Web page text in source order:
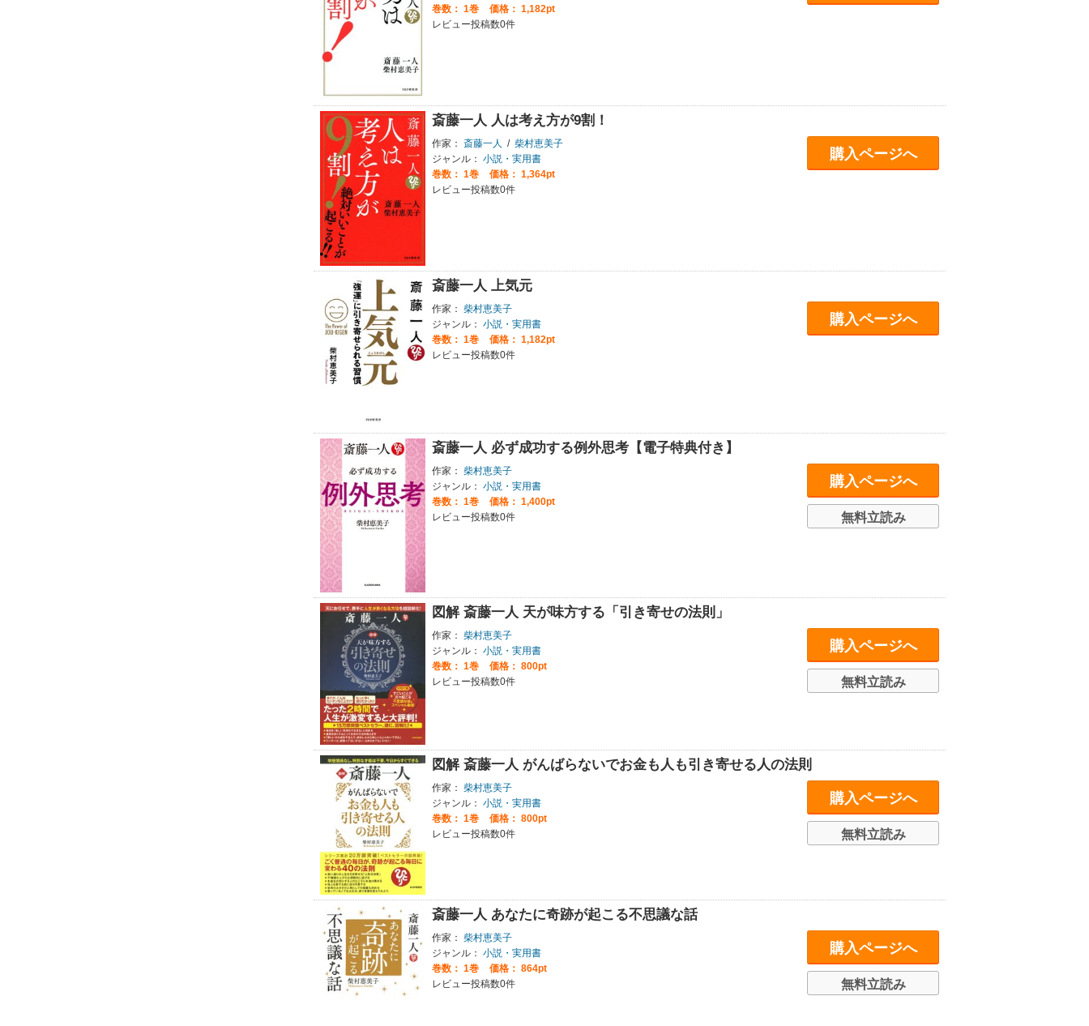
巻数： 1巻
価格： 1,182pt
レビュー投稿数0件
斎藤一人 人は考え方が9割！
作家： 斎藤一人 / 柴村恵美子
ジャンル： 小説・実用書
巻数： 1巻
価格： 1,364pt
レビュー投稿数0件
購入ページへ
斎藤一人 上気元
作家： 柴村恵美子
ジャンル： 小説・実用書
巻数： 1巻
価格： 1,182pt
レビュー投稿数0件
購入ページへ
斎藤一人 必ず成功する例外思考【電子特典付き】
作家： 柴村恵美子
ジャンル： 小説・実用書
巻数： 1巻
価格： 1,400pt
レビュー投稿数0件
購入ページへ
無料立読み
図解 斎藤一人 天が味方する「引き寄せの法則」
作家： 柴村恵美子
ジャンル： 小説・実用書
巻数： 1巻
価格： 800pt
レビュー投稿数0件
購入ページへ
無料立読み
図解 斎藤一人 がんばらないでお金も人も引き寄せる人の法則
作家： 柴村恵美子
ジャンル： 小説・実用書
巻数： 1巻
価格： 800pt
レビュー投稿数0件
購入ページへ
無料立読み
斎藤一人 あなたに奇跡が起こる不思議な話
作家： 柴村恵美子
ジャンル： 小説・実用書
巻数： 1巻
価格： 864pt
レビュー投稿数0件
購入ページへ
無料立読み